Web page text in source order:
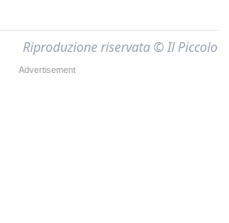
Riproduzione riservata © Il Piccolo